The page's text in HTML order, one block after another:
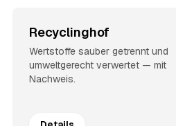
Recyclinghof
Wertstoffe sauber getrennt und
umweltgerecht verwertet — mit
Nachweis.